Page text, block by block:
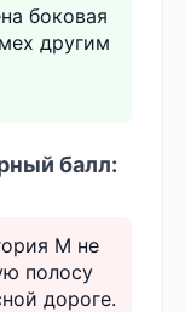
боковая
другим
балл:
М не
полосу
дороге.